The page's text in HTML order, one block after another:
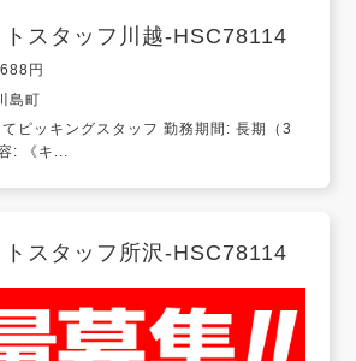
スタッフ川越-HSC78114
円
島町
ピッキングスタッフ 勤務期間: 長期（3
: 《キ...
スタッフ所沢-HSC78114